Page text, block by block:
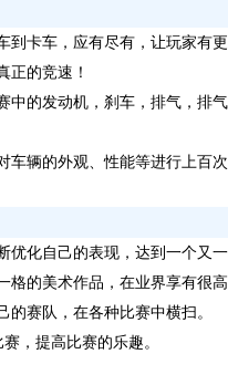
卡车，应有尽有，让玩家有更
正的竞速！
的发动机，刹车，排气，排
辆的外观、性能等进行上百
化自己的表现，达到一个又一
的美术作品，在业界享有很高
赛队，在各种比赛中横扫。
，提高比赛的乐趣。